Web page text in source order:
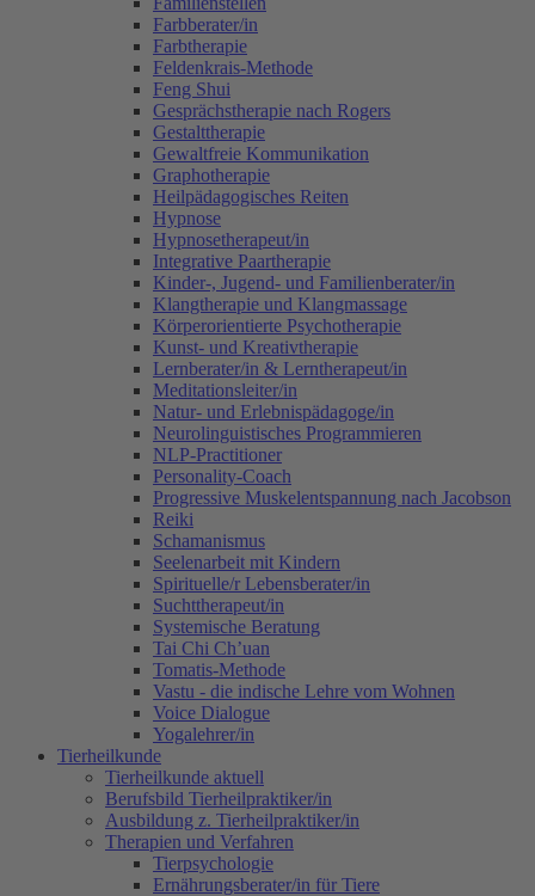
Farbberater/in
Farbtherapie
Feldenkrais-Methode
Feng Shui
Gesprächstherapie nach Rogers
Gestalttherapie
Gewaltfreie Kommunikation
Graphotherapie
Heilpädagogisches Reiten
Hypnose
Hypnosetherapeut/in
Integrative Paartherapie
Kinder-, Jugend- und Familienberater/in
Klangtherapie und Klangmassage
Körperorientierte Psychotherapie
Kunst- und Kreativtherapie
Lernberater/in & Lerntherapeut/in
Meditationsleiter/in
Natur- und Erlebnispädagoge/in
Neurolinguistisches Programmieren
NLP-Practitioner
Personality-Coach
Progressive Muskelentspannung nach Jacobson
Reiki
Schamanismus
Seelenarbeit mit Kindern
Spirituelle/r Lebensberater/in
Suchttherapeut/in
Systemische Beratung
Tai Chi Ch’uan
Tomatis-Methode
Vastu - die indische Lehre vom Wohnen
Voice Dialogue
Yogalehrer/in
Tierheilkunde
Tierheilkunde aktuell
Berufsbild Tierheilpraktiker/in
Ausbildung z. Tierheilpraktiker/in
Therapien und Verfahren
Tierpsychologie
Ernährungsberater/in für Tiere